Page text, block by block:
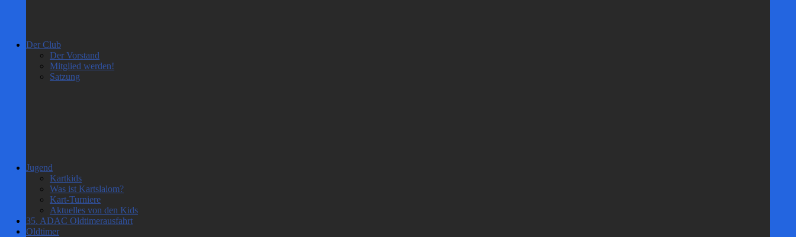
Der Club
Der Vorstand
Mitglied werden!
Satzung
Jugend
Kartkids
Was ist Kartslalom?
Kart-Turniere
Aktuelles von den Kids
35. ADAC Oldtimerausfahrt
Oldtimer